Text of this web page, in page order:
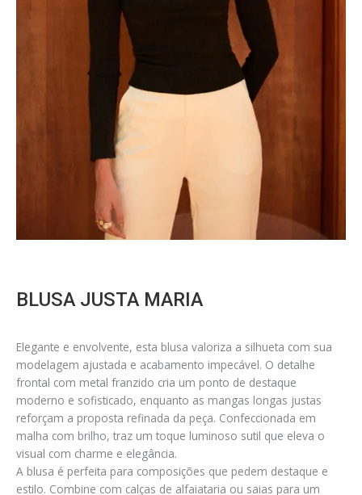
BLUSA JUSTA MARIA
Elegante e envolvente, esta blusa valoriza a silhueta com sua
modelagem ajustada e acabamento impecável. O detalhe
frontal com metal franzido cria um ponto de destaque
moderno e sofisticado, enquanto as mangas longas justas
reforçam a proposta refinada da peça. Confeccionada em
malha com brilho, traz um toque luminoso sutil que eleva o
visual com charme e elegância.
A blusa é perfeita para composições que pedem destaque e
estilo. Combine com calças de alfaiataria ou saias para um